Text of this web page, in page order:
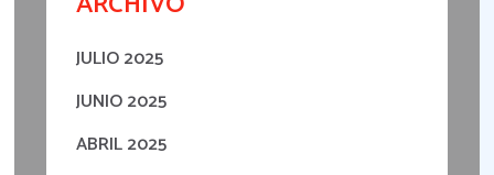
JULIO 2025
JUNIO 2025
ABRIL 2025